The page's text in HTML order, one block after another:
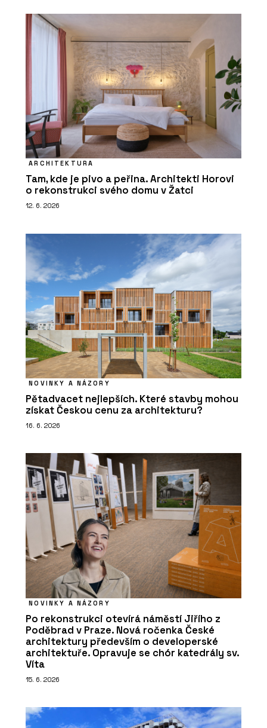
ARCHITEKTURA
Tam, kde je pivo a peřina. Architekti Horovi
o rekonstrukci svého domu v Žatci
12. 6. 2026
NOVINKY A NÁZORY
Pětadvacet nejlepších. Které stavby mohou
získat Českou cenu za architekturu?
16. 6. 2026
NOVINKY A NÁZORY
Po rekonstrukci otevírá náměstí Jiřího z
Poděbrad v Praze. Nová ročenka České
architektury především o developerské
architektuře. Opravuje se chór katedrály sv.
Víta
15. 6. 2026